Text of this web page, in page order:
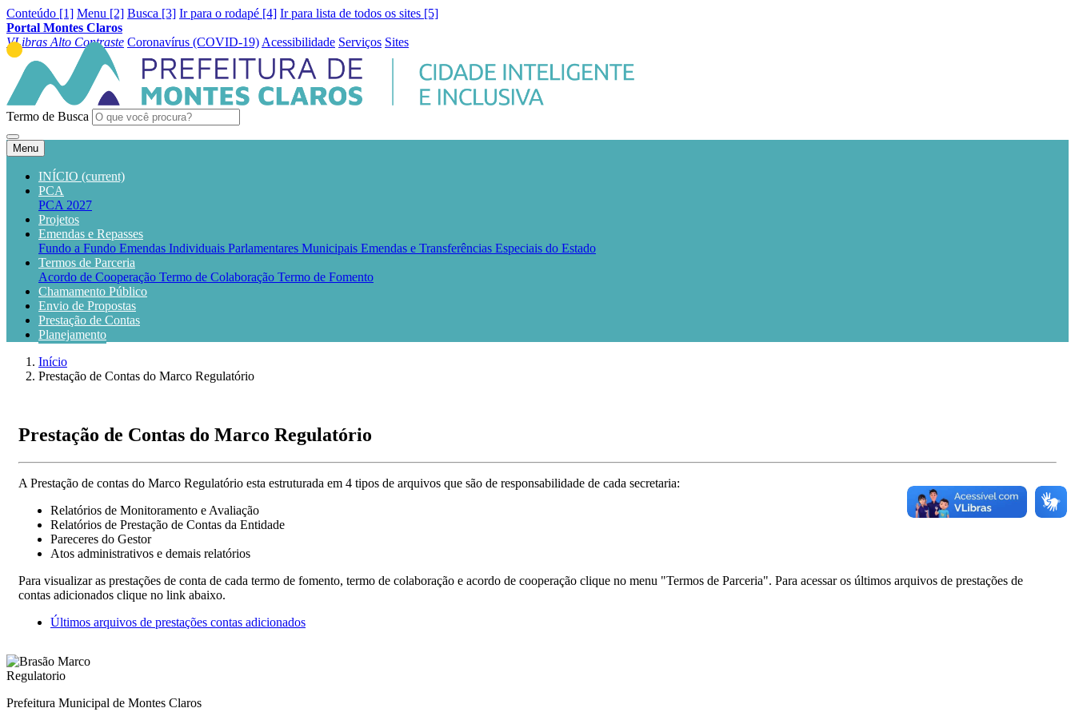
Conteúdo [1] Menu [2] Busca [3] Ir para o rodapé [4] Ir para lista de todos os sites [5]
Portal Montes Claros
VLibras Alto Contraste Coronavírus (COVID-19) Acessibilidade Serviços Sites
Termo de Busca
Menu
INÍCIO (current)
PCA
PCA 2027
Projetos
Emendas e Repasses
Fundo a Fundo Emendas Individuais Parlamentares Municipais Emendas e Transferências Especiais do Estado
Termos de Parceria
Acordo de Cooperação Termo de Colaboração Termo de Fomento
Chamamento Público
Envio de Propostas
Prestação de Contas
Planejamento
Início
Prestação de Contas do Marco Regulatório
Prestação de Contas do Marco Regulatório
A Prestação de contas do Marco Regulatório esta estruturada em 4 tipos de arquivos que são de responsabilidade de cada secretaria:
Relatórios de Monitoramento e Avaliação
Relatórios de Prestação de Contas da Entidade
Pareceres do Gestor
Atos administrativos e demais relatórios
Para visualizar as prestações de conta de cada termo de fomento, termo de colaboração e acordo de cooperação clique no menu "Termos de Parceria". Para acessar os últimos arquivos de prestações de
contas adicionados clique no link abaixo.
Últimos arquivos de prestações contas adicionados
Prefeitura Municipal de Montes Claros